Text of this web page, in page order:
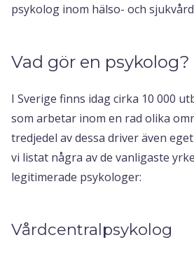
psykolog inom hälso- och
Vad gör en psykolog?
I Sverige finns idag cirka 10 000
som arbetar inom en rad olika
tredjedel av dessa driver även
vi listat några av de vanligaste
legitimerade psykologer:
Vårdcentralpsykolog